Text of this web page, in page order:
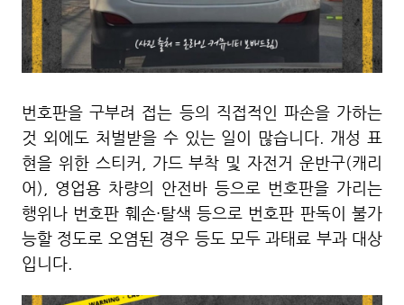
번호판을 구부려 접는 등의 직접적인 파손을 가하는
것 외에도 처벌받을 수 있는 일이 많습니다. 개성 표
현을 위한 스티커, 가드 부착 및 자전거 운반구(캐리
어), 영업용 차량의 안전바 등으로 번호판을 가리는
행위나 번호판 훼손·탈색 등으로 번호판 판독이 불가
능할 정도로 오염된 경우 등도 모두 과태료 부과 대상
입니다.